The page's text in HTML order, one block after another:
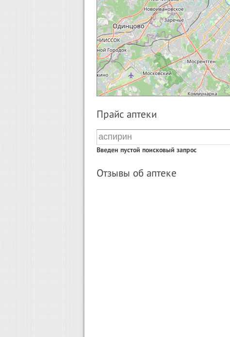
Прайс аптеки
Введен пустой поисковый запрос
Отзывы об аптеке